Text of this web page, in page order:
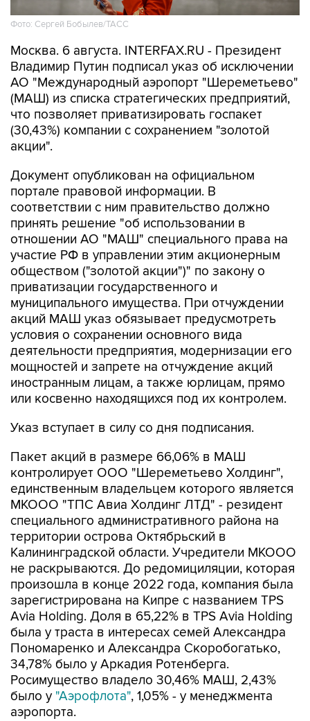
Фото: Сергей Бобылев/ТАСС
Москва. 6 августа. INTERFAX.RU - Президент
Владимир Путин подписал указ об исключении
АО "Международный аэропорт "Шереметьево"
(МАШ) из списка стратегических предприятий,
что позволяет приватизировать госпакет
(30,43%) компании с сохранением "золотой
акции".
Документ опубликован на официальном
портале правовой информации. В
соответствии с ним правительство должно
принять решение "об использовании в
отношении АО "МАШ" специального права на
участие РФ в управлении этим акционерным
обществом ("золотой акции")" по закону о
приватизации государственного и
муниципального имущества. При отчуждении
акций МАШ указ обязывает предусмотреть
условия о сохранении основного вида
деятельности предприятия, модернизации его
мощностей и запрете на отчуждение акций
иностранным лицам, а также юрлицам, прямо
или косвенно находящихся под их контролем.
Указ вступает в силу со дня подписания.
Пакет акций в размере 66,06% в МАШ
контролирует ООО "Шереметьево Холдинг",
единственным владельцем которого является
МКООО "ТПС Авиа Холдинг ЛТД" - резидент
специального административного района на
территории острова Октябрьский в
Калининградской области. Учредители МКООО
не раскрываются. До редомициляции, которая
произошла в конце 2022 года, компания была
зарегистрирована на Кипре с названием TPS
Avia Holding. Доля в 65,22% в TPS Avia Holding
была у траста в интересах семей Александра
Пономаренко и Александра Скоробогатько,
34,78% было у Аркадия Ротенберга.
Росимущество владело 30,46% МАШ, 2,43%
было у "Аэрофлота", 1,05% - у менеджмента
аэропорта.